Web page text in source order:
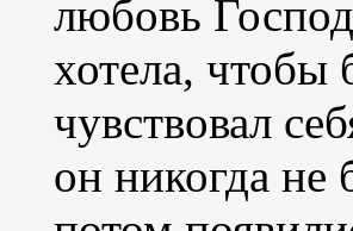
любовь
хотела, чтобы
чувствовал
он никогда